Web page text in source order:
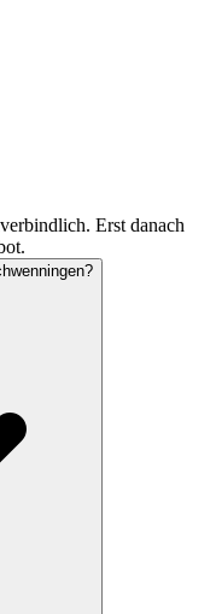
Erst danach